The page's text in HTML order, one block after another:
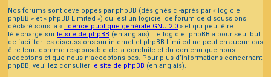
Nos forums sont développés par phpBB (désignés ci-après par « logiciel
phpBB » et « phpBB Limited ») qui est un logiciel de forum de discussions
déclaré sous la « licence publique générale GNU 2.0 » et qui peut être
téléchargé sur le site de phpBB (en anglais). Le logiciel phpBB a pour seul but
de faciliter les discussions sur internet et phpBB Limited ne peut en aucun cas
être tenu comme responsable de la conduite et du contenu que nous
acceptons et que nous n’acceptons pas. Pour plus d’informations concernant
phpBB, veuillez consulter le site de phpBB (en anglais).